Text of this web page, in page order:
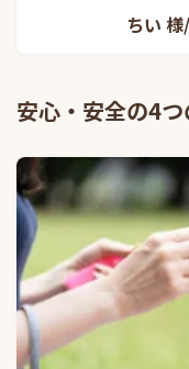
ちい
安心・安全の4